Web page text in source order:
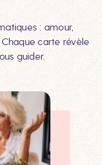
: amour,
carte révèle
guider.